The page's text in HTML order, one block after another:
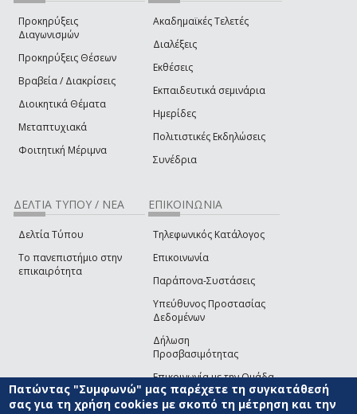
Προκηρύξεις
Διαγωνισμών
Προκηρύξεις Θέσεων
Βραβεία / Διακρίσεις
Διοικητικά Θέματα
Μεταπτυχιακά
Φοιτητική Μέριμνα
Ακαδημαϊκές Τελετές
Διαλέξεις
Εκθέσεις
Εκπαιδευτικά σεμινάρια
Ημερίδες
Πολιτιστικές Εκδηλώσεις
Συνέδρια
ΔΕΛΤΙΑ ΤΥΠΟΥ / ΝΕΑ
Δελτία Τύπου
Το πανεπιστήμιο στην
επικαιρότητα
ΕΠΙΚΟΙΝΩΝΙΑ
Τηλεφωνικός Κατάλογος
Επικοινωνία
Παράπονα-Συστάσεις
Υπεύθυνος Προστασίας
Δεδομένων
Δήλωση
Προσβασιμότητας
Επικοινωνία με την Ομάδα
Ανάπτυξης του site(link sends e-mail)
Πατώντας "Συμφωνώ" μας παρέχετε τη συγκατάθεσή
σας για τη χρήση cookies με σκοπό τη μέτρηση και την